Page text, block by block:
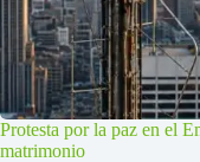
Protesta por la paz en el
matrimonio